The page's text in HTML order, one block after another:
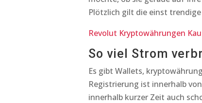
Plötzlich gilt die einst trendige
Revolut Kryptowährungen
So viel Strom
Es gibt Wallets,
Registrierung ist innerhalb
innerhalb kurzer Zeit auch